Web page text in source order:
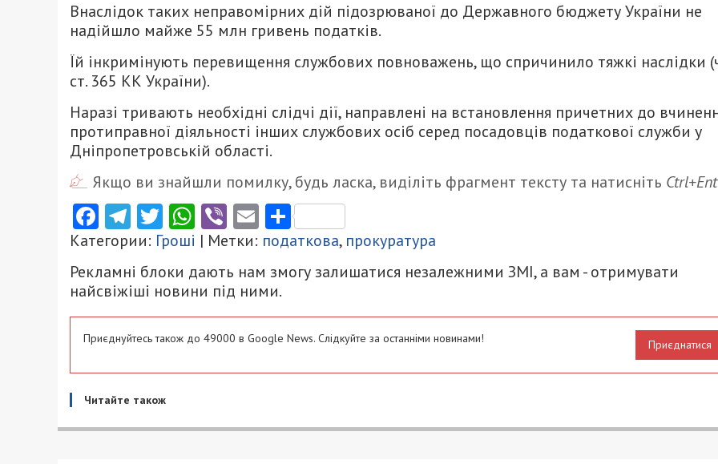
Внаслідок таких неправомірних дій підозрюваної до Державного бюджету України не
надійшло майже 55 млн гривень податків.
Їй інкримінують перевищення службових повноважень, що спричинило тяжкі наслідки
ст. 365 КК України).
Наразі тривають необхідні слідчі дії, направлені на встановлення причетних до
протиправної діяльності інших службових осіб серед посадовців податкової служби у
Дніпропетровській області.
Якщо ви знайшли помилку, будь ласка, виділіть фрагмент тексту та натисніть
Facebook
Telegram
Twitter
WhatsApp
ViberEmailПоділитися
Категории: Гроші | Метки: податкова, прокуратура
Рекламні блоки дають нам змогу залишатися незалежними ЗМІ, а вам - отримувати
найсвіжіші новини під ними.
Приєднуйтесь також до 49000 в Google News. Слідкуйте за останніми новинами! Приєднатися
Читайте також